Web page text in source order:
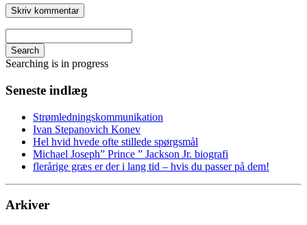
Search
Searching is in progress
Seneste indlæg
Strømledningskommunikation
Ivan Stepanovich Konev
Hel hvid hvede ofte stillede spørgsmål
Michael Joseph” Prince ” Jackson Jr. biografi
flerårige græs er der i lang tid – hvis du passer på dem!
Arkiver